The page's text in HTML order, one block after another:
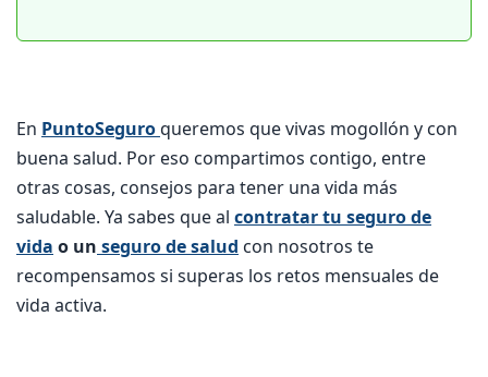
En PuntoSeguroqueremos que vivas mogollón y con
buena salud. Por eso compartimos contigo, entre
otras cosas, consejos para tener una vida más
saludable. Ya sabes que al contratar tu seguro de
vida o un seguro de salud con nosotros te
recompensamos si superas los retos mensuales de
vida activa.